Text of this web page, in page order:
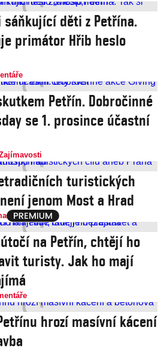
sáňkující děti z Petřína.
primátor Hřib heslo
Petřín. Dobročinné
se 1. prosince účastní
turistických
jenom Most a Hrad
na Petřín, chtějí ho
turisty. Jak ho mají
hrozí masívní kácení